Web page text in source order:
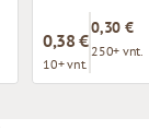
0,38 €
10+ vnt.
0,30 €
250+ vnt.